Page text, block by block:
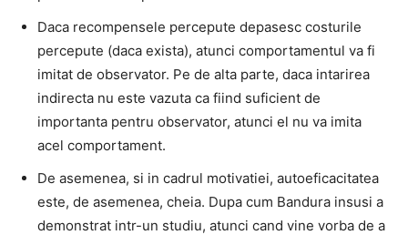
Daca recompensele percepute depasesc costurile
percepute (daca exista), atunci comportamentul va fi
imitat de observator. Pe de alta parte, daca intarirea
indirecta nu este vazuta ca fiind suficient de
importanta pentru observator, atunci el nu va imita
acel comportament.
De asemenea, si in cadrul motivatiei, autoeficacitatea
este, de asemenea, cheia. Dupa cum Bandura insusi a
demonstrat intr-un studiu, atunci cand vine vorba de a